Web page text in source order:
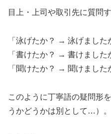
目上・上司や取引先に質問
「泳げたか？ → 泳げました
「書けたか？ → 書けました
「聞けたか？ → 聞けました
このように丁寧語の疑問形
うかどうかは別として…）。